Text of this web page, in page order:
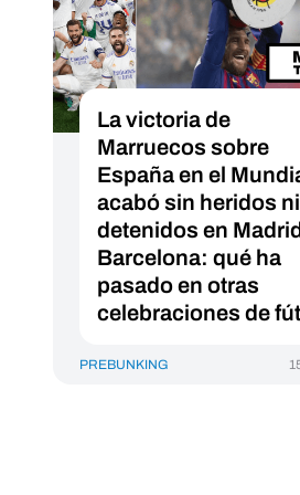
La victoria de
Marruecos sobre
España en el
acabó sin heridos ni
detenidos en
Barcelona: qué ha
pasado en otras
celebraciones de
PREBUNKING